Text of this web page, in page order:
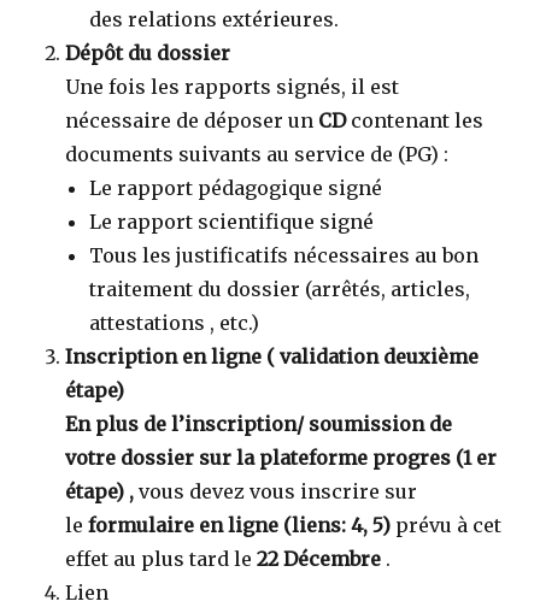
des relations extérieures.
Dépôt du dossier
Une fois les rapports signés, il est
nécessaire de déposer un CDcontenant les
documents suivants au service de (PG) :
Le rapport pédagogique signé
Le rapport scientifique signé
Tous les justificatifs nécessaires au bon
traitement du dossier (arrêtés, articles,
attestations , etc.)
Inscription en ligne ( validation deuxième
étape)
En plus de l’inscription/ soumission de
votre dossier sur la plateforme progres (1 er
étape) , vous devez vous inscrire sur
le formulaire en ligne (liens: 4, 5) prévu à cet
effet au plus tard le 22 Décembre .
Lien